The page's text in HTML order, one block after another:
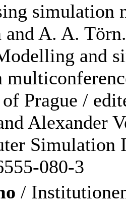
simulation
and A. A. Törn.
and
Prague /
Alexander
Simulation
080-3
/